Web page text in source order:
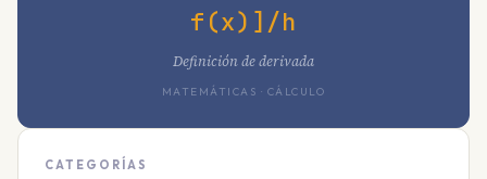
f(x)]/h
Definición de derivada
MATEMÁTICAS · CÁLCULO
CATEGORÍAS